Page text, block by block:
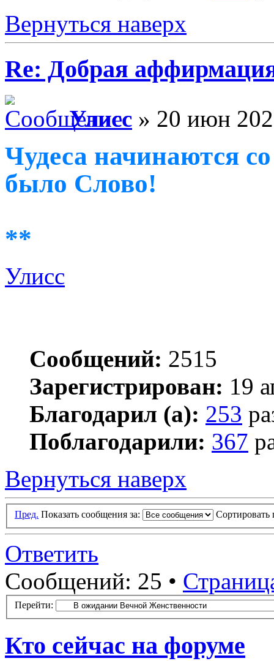
Вернуться наверх
Re: Добрая
Улисс » 20 июн
Чудеса начинаются
было Слово!
**
Улисс
Сообщений: 2515
Зарегистрирован: 19
Благодарил (а): 253
Поблагодарили: 367
Вернуться наверх
Пред. Показать сообщения за: Сортировать
Ответить
Сообщений: 25 •
Перейти:
Кто сейчас на форуме